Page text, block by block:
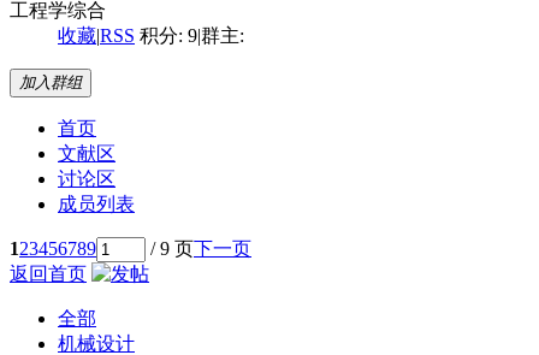
工程学综合
收藏|RSS 积分: 9|群主:
加入群组
首页
文献区
讨论区
成员列表
123456789 / 9 页下一页
返回首页
全部
机械设计